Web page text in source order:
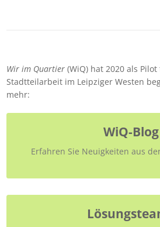
Wir im Quartier(WiQ) hat 2020 als
Stadtteilarbeit im Leipziger Westen
mehr:
WiQ-Blog
Erfahren Sie Neuigkeiten aus